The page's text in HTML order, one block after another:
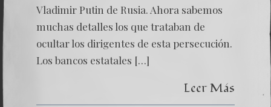
Vladimir Putin de Rusia. Ahora sabemos
muchas detalles los que trataban de
ocultar los dirigentes de esta persecución.
Los bancos estatales […]
Leer Más